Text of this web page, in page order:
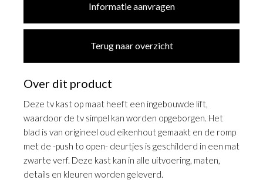
Informatie aanvragen
Terug naar overzicht
Over dit product
Deze tv kast op maat heeft een ingebouwde lift,
waardoor de tv simpel kan worden opgeborgen. Het
blad is van origineel oud eikenhout gemaakt en de romp
met de -push to open- deurtjes is geschilderd in een mat
zwarte verf. Deze kast kan in alle uitvoering, maten,
details en kleuren worden geleverd.